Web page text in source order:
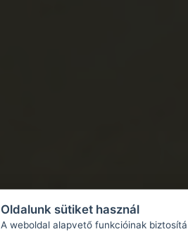
Oldalunk sütiket használ
A weboldal alapvető funkcióinak